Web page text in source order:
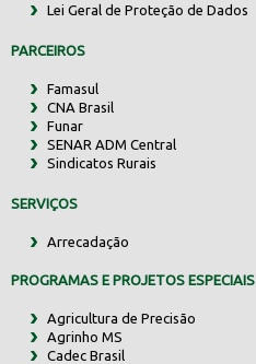
Lei Geral de Proteção de Dados
PARCEIROS
Famasul
CNA Brasil
Funar
SENAR ADM Central
Sindicatos Rurais
SERVIÇOS
Arrecadação
PROGRAMAS E PROJETOS ESPECIAIS
Agricultura de Precisão
Agrinho MS
Cadec Brasil